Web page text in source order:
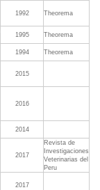
1992 Theorema
1995
Theorema
1994 Theorema
2015
2016
2014
2017
Revista de
Investigaciones
Veterinarias del
Peru
2017